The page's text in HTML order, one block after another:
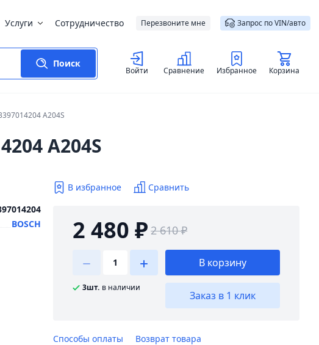
Услуги Сотрудничество Перезвоните мне Запрос по VIN/авто
Поиск
Войти Сравнение Избранное Корзина
A204S
A204S
BOSCH
В избранное Сравнить
2 480 ₽ 2 610 ₽
3шт. в наличии
В корзину
Заказ в 1 клик
Способы оплаты Возврат товара